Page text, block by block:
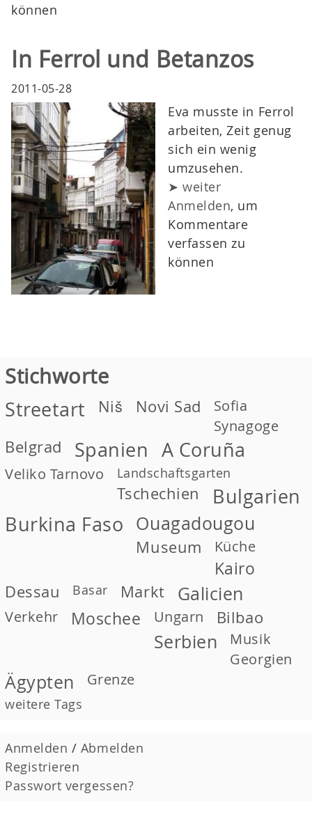
können
In Ferrol und Betanzos
2011-05-28
Eva musste in Ferrol
arbeiten, Zeit genug
sich ein wenig
umzusehen.
➤ weiter
Anmelden, um
Kommentare
verfassen zu
können
Stichworte
Streetart Niš Novi Sad
Sofia
Synagoge
Belgrad Spanien A Coruña
Veliko Tarnovo Landschaftsgarten
Tschechien
Bulgarien
Burkina Faso
Ouagadougou
Museum Küche
Kairo
Dessau Basar Markt Galicien
Verkehr Moschee Ungarn Bilbao
Serbien
Musik
Georgien
Ägypten Grenze
weitere Tags
Anmelden / Abmelden
Registrieren
Passwort vergessen?